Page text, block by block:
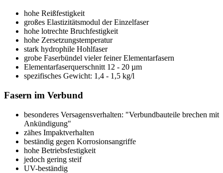
hohe Reißfestigkeit
großes Elastizitätsmodul der Einzelfaser
hohe lotrechte Bruchfestigkeit
hohe Zersetzungstemperatur
stark hydrophile Hohlfaser
grobe Faserbündel vieler feiner Elementarfasern
Elementarfaserquerschnitt 12 - 20 µm
spezifisches Gewicht: 1,4 - 1,5 kg/l
Fasern im Verbund
besonderes Versagensverhalten: "Verbundbauteile brechen mit
Ankündigung"
zähes Impaktverhalten
beständig gegen Korrosionsangriffe
hohe Betriebsfestigkeit
jedoch gering steif
UV-beständig